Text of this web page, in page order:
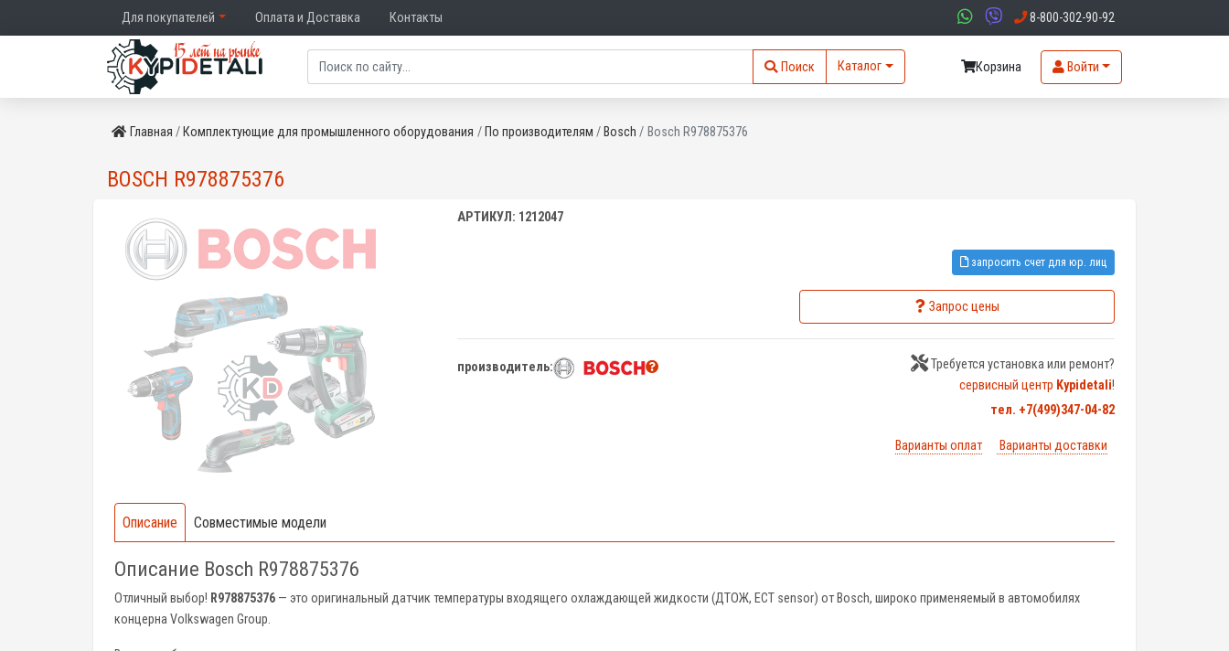
Для покупателей Оплата и Доставка Контакты 8-800-302-90-92
Поиск Каталог Корзина Войти
Главная Комплектующие для промышленного оборудования По производителям Bosch Bosch R978875376
BOSCH R978875376
АРТИКУЛ: 1212047
запросить счет для юр. лиц
Запрос цены
производитель:
Требуется установка или ремонт?
сервисный центр Kypidetali!
тел. +7(499)347-04-82
Варианты оплат Варианты доставки
Описание Совместимые модели
Описание Bosch R978875376
Отличный выбор! R978875376 — это оригинальный датчик температуры входящего охлаждающей жидкости (ДТОЖ, ECT sensor) от Bosch, широко применяемый в автомобилях
концерна Volkswagen Group.